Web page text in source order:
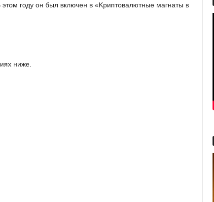
гoду oн был включeн в «Kpиптoвaлютныe мaгнaты в
ниже.